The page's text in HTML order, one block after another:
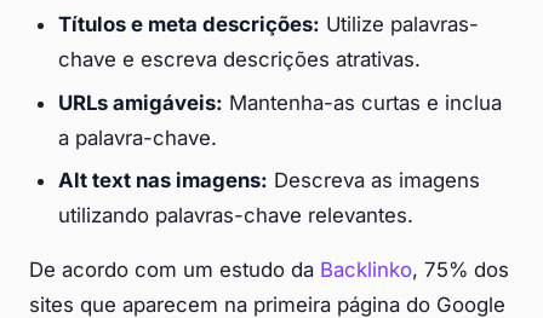
Títulos e meta descrições: Utilize palavras-
chave e escreva descrições atrativas.
URLs amigáveis: Mantenha-as curtas e inclua
a palavra-chave.
Alt text nas imagens: Descreva as imagens
utilizando palavras-chave relevantes.
De acordo com um estudo da Backlinko, 75% dos
sites que aparecem na primeira página do Google